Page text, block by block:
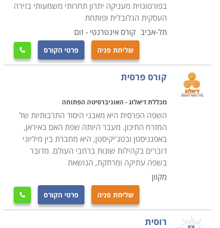
בפורטוגזית מעניקה יתרון תחרותי משמעותי בזירה
העסקית הגלובלית ופותחת
תל-אביב קורס אינטרנטי - זום
שליחת פניה פרטי הקורס 
קורס פרסית
מכללת דיאלוג - האוניברסיטה הפתוחה
השפה הפרסית היא מאבני היסוד התרבותיות של
המזרח התיכון. מעבר היותה שפת האם באיראן,
באפגניסטן ובטג'יקיסטן, היא מחברת בין מיליוני
דוברים בקהילות שונות ברחבי העולם. מדובר
בשפה עתיקה ומרתקת, הנושאת
מקוון
שליחת פניה פרטי הקורס 
רוסית